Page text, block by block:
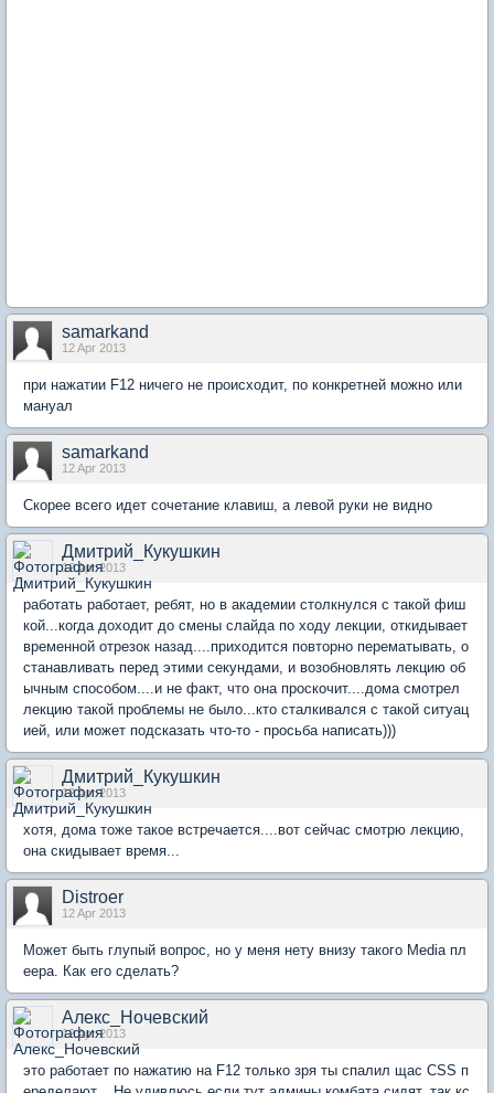
samarkand
12 Apr 2013
при нажатии F12 ничего не происходит, по конкретней можно или
мануал
samarkand
12 Apr 2013
Скорее всего идет сочетание клавиш, а левой руки не видно
Дмитрий_Кукушкин
12 Apr 2013
работать работает, ребят, но в академии столкнулся с такой фиш
кой...когда доходит до смены слайда по ходу лекции, откидывает
временной отрезок назад....приходится повторно перематывать, о
станавливать перед этими секундами, и возобновлять лекцию об
ычным способом....и не факт, что она проскочит....дома смотрел
лекцию такой проблемы не было...кто сталкивался с такой ситуац
ией, или может подсказать что-то - просьба написать)))
Дмитрий_Кукушкин
12 Apr 2013
хотя, дома тоже такое встречается....вот сейчас смотрю лекцию,
она скидывает время...
Distroer
12 Apr 2013
Может быть глупый вопрос, но у меня нету внизу такого Media пл
еера. Как его сделать?
Алекс_Ночевский
12 Apr 2013
это работает по нажатию на F12 только зря ты спалил щас CSS п